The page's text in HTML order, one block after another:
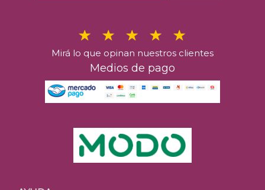
Mirá lo que opinan nuestros clientes
Medios de pago